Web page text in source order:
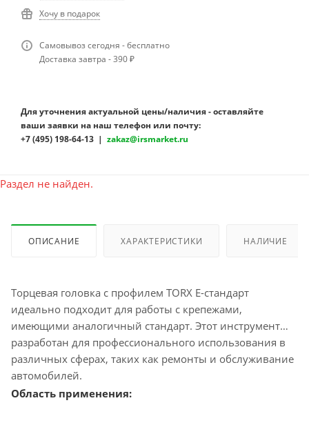
Хочу в подарок
Самовывоз сегодня - бесплатно
Доставка завтра - 390 ₽
Для уточнения актуальной цены/наличия - оставляйте
ваши заявки на наш телефон или почту:
+7 (495) 198-64-13 | zakaz@irsmarket.ru
Раздел не найден.
ОПИСАНИЕ ХАРАКТЕРИСТИКИ НАЛИЧИЕ
Торцевая головка с профилем TORX Е-стандарт
идеально подходит для работы с крепежами,
имеющими аналогичный стандарт. Этот инструмент
разработан для профессионального использования в
различных сферах, таких как ремонты и обслуживание
автомобилей.
Область применения: